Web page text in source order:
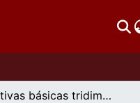
Primitivas básicas tridimensionales en sistemas de realidad virtual con x3dom